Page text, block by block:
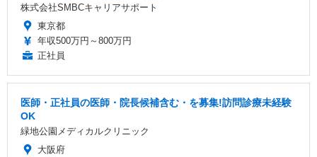
株式会社SMBCキャリアサポート
東京都
年収500万円～800万円
正社員
医師・正社員の医師・院長候補含む・を募集!訪問診療未経験
OK
緑地公園メディカルクリニック
大阪府